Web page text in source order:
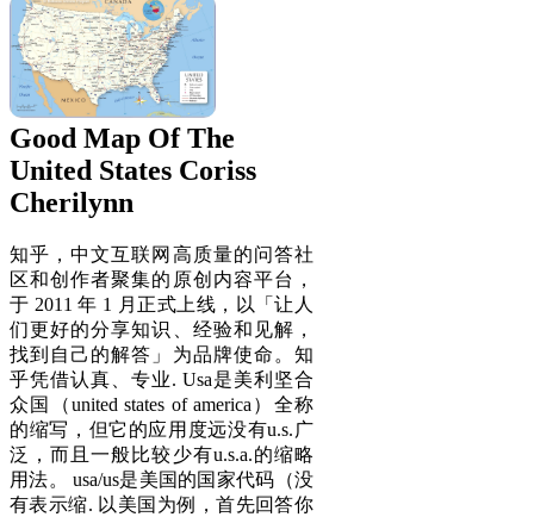
Good Map Of The
United States Coriss
Cherilynn
知乎，中文互联网高质量的问答社
区和创作者聚集的原创内容平台，
于 2011 年 1 月正式上线，以「让人
们更好的分享知识、经验和见解，
找到自己的解答」为品牌使命。知
乎凭借认真、专业. Usa是美利坚合
众国（united states of america）全称
的缩写，但它的应用度远没有u.s.广
泛，而且一般比较少有u.s.a.的缩略
用法。 usa/us是美国的国家代码（没
有表示缩. 以美国为例，首先回答你